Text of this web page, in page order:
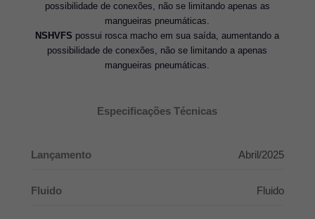
possibilidade de conexões, não se limitando apenas as
mangueiras pneumáticas.
NSHVFS possui rosca macho em sua saída, aumentando a
possibilidade de conexões, não se limitando a apenas
mangueiras pneumáticas.
Especificações Técnicas
Lançamento Abril/2025
Fluido Fluido